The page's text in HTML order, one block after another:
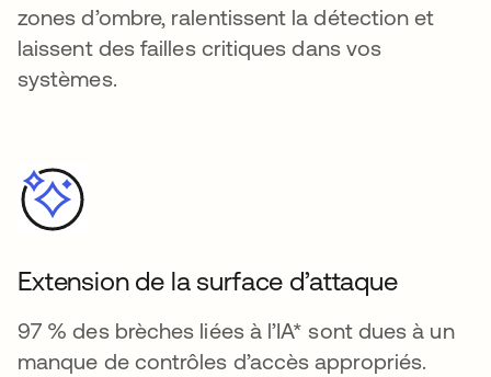
zones d’ombre, ralentissent la détection et
laissent des failles critiques dans vos
systèmes.
Extension de la surface d’attaque
97 % des brèches liées à l’IA* sont dues à un
manque de contrôles d’accès appropriés.